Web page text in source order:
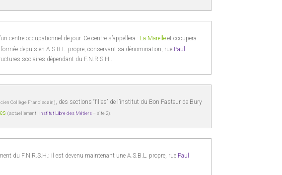
centre occupationnel de jour. Ce centre s’appellera : La Marelleet occupera
depuis en A.S.B.L. propre, conservant sa dénomination, rue Paul
scolaires dépendant du F.N.R.S.H..
Collège Franciscain), des sections “filles” de l’institut du Bon Pasteur de Bury
(actuellement l’Institut Libre des Métiers – site 2).
du F.N.R.S.H.; il est devenu maintenant une A.S.B.L. propre, rue Paul